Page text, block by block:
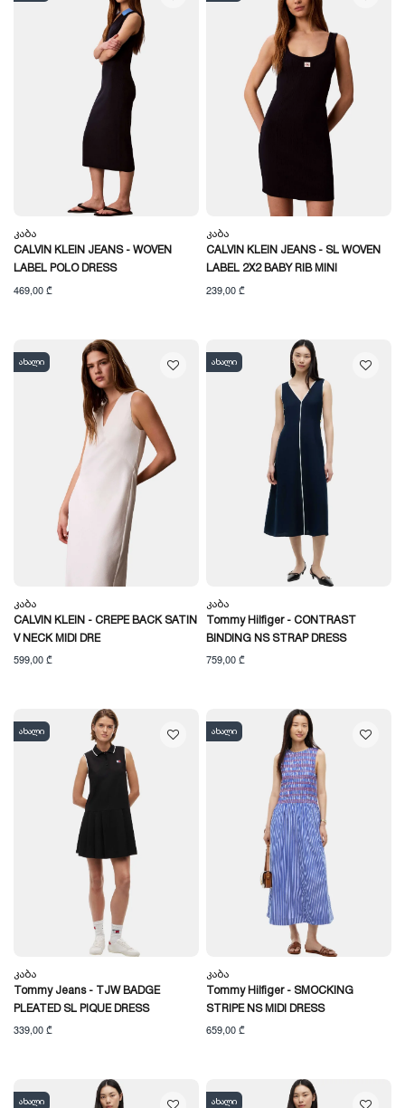
Კაბა
CALVIN KLEIN JEANS - WOVEN
LABEL POLO DRESS
469,00 ₾
Კაბა
CALVIN KLEIN JEANS - SL WOVEN
LABEL 2X2 BABY RIB MINI
239,00 ₾
ახალი
Კაბა
CALVIN KLEIN - CREPE BACK SATIN
V NECK MIDI DRE
599,00 ₾
ახალი
Კაბა
Tommy Hilfiger - CONTRAST
BINDING NS STRAP DRESS
759,00 ₾
ახალი
Კაბა
Tommy Jeans - TJW BADGE
PLEATED SL PIQUE DRESS
339,00 ₾
ახალი
Კაბა
Tommy Hilfiger - SMOCKING
STRIPE NS MIDI DRESS
659,00 ₾
ახალი ახალი